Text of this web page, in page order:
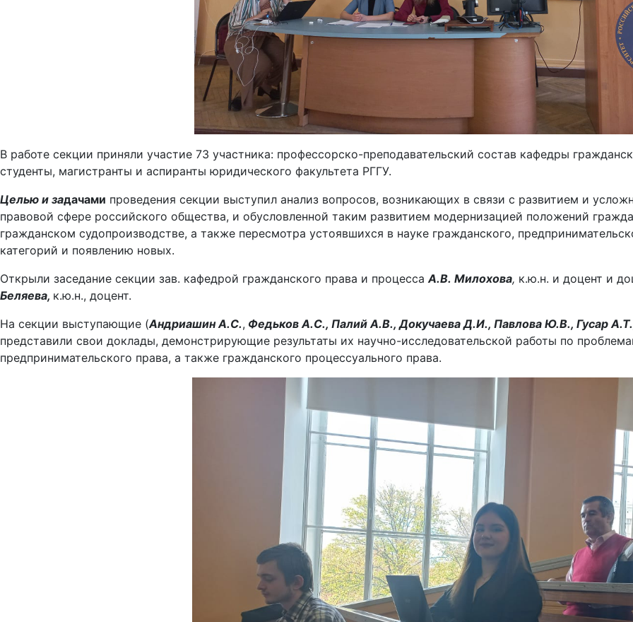
В работе секции приняли участие 73 участника: профессорско-преподавательский состав кафедры
студенты, магистранты и аспиранты юридического факультета РГГУ.
Целью и задачами проведения секции выступил анализ вопросов, возникающих в связи с развитием и
правовой сфере российского общества, и обусловленной таким развитием модернизацией положений
гражданском судопроизводстве, а также пересмотра устоявшихся в науке гражданского,
категорий и появлению новых.
Открыли заседание секции зав. кафедрой гражданского права и процессаА.В. Милохова, к.ю.н. и доцент и
Беляева, к.ю.н., доцент.
На секции выступающие (Андриашин А.С., Федьков А.С., Палий А.В., Докучаева Д.И., Павлова Ю.В., Гусар
представили свои доклады, демонстрирующие результаты их научно-исследовательской работы по
предпринимательского права, а также гражданского процессуального права.